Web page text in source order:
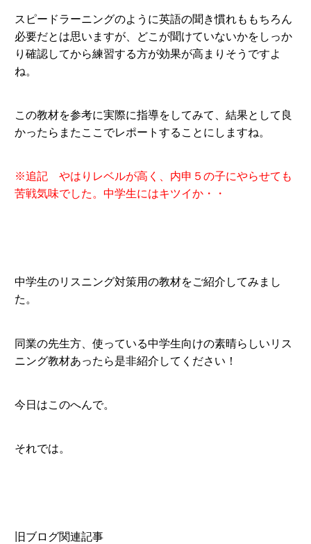
スピードラーニングのように英語の聞き慣れももちろん
必要だとは思いますが、どこが聞けていないかをしっか
り確認してから練習する方が効果が高まりそうですよ
ね。
この教材を参考に実際に指導をしてみて、結果として良
かったらまたここでレポートすることにしますね。
※追記 やはりレベルが高く、内申５の子にやらせても
苦戦気味でした。中学生にはキツイか・・
中学生のリスニング対策用の教材をご紹介してみまし
た。
同業の先生方、使っている中学生向けの素晴らしいリス
ニング教材あったら是非紹介してください！
今日はこのへんで。
それでは。
旧ブログ関連記事